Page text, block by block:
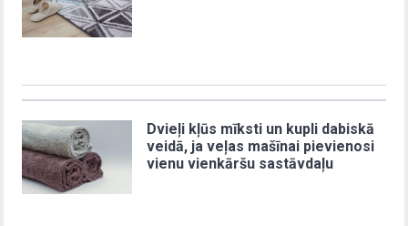
Dvieļi kļūs mīksti un kupli dabiskā
veidā, ja veļas mašīnai pievienosi
vienu vienkāršu sastāvdaļu